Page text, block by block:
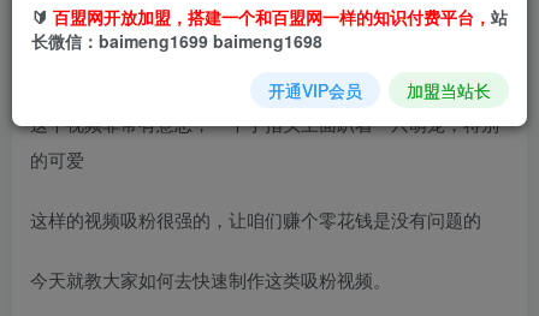
最近在刷短视频的时候，看到这样一个项目：指尖上的小动
这个视频非常有意思，一个手指头上面趴着一只萌宠，特别
的可爱
这样的视频吸粉很强的，让咱们赚个零花钱是没有问题的
今天就教大家如何去快速制作这类吸粉视频。
🔰 百盟网开放加盟，搭建一个和百盟网一样的知识付费平台， 站
长微信：baimeng1699 baimeng1698
开通VIP会员 加盟当站长